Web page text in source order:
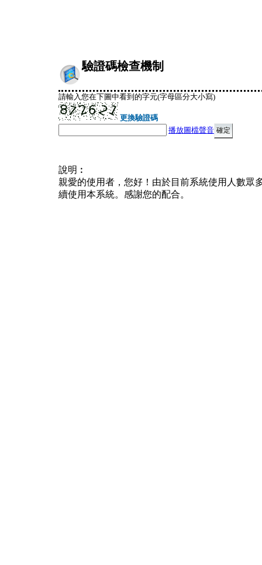
驗證碼檢查機制
請輸入您在下圖中看到的字元(字母區分大小寫)
更換驗證碼
播放圖檔聲音
說明︰
親愛的使用者，您好！由於目前系統使用人數眾
續使用本系統。感謝您的配合。